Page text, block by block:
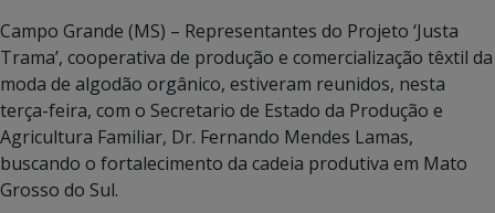
Campo Grande (MS) – Representantes do Projeto ‘Justa
Trama’, cooperativa de produção e comercialização têxtil da
moda de algodão orgânico, estiveram reunidos, nesta
terça-feira, com o Secretario de Estado da Produção e
Agricultura Familiar, Dr. Fernando Mendes Lamas,
buscando o fortalecimento da cadeia produtiva em Mato
Grosso do Sul.